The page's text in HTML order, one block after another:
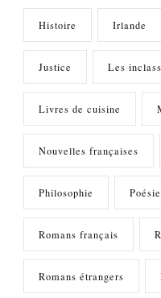
Histoire Irlande
Justice Les
Livres de cuisine
Nouvelles françaises
Philosophie
Romans français
Romans étrangers